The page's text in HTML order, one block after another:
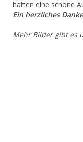
hatten eine schöne
Ein herzliches
Mehr Bilder gibt es